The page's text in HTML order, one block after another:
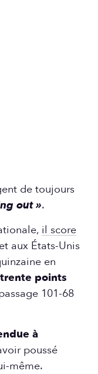
de toujours
out ».
il score
aux États-Unis
en
points
101-68
à
poussé
même.